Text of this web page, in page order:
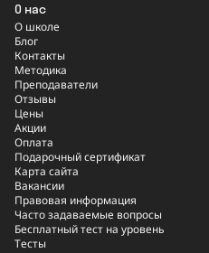
О нас
О школе
Блог
Контакты
Методика
Преподаватели
Отзывы
Цены
Акции
Оплата
Подарочный сертификат
Карта сайта
Вакансии
Правовая информация
Часто задаваемые вопросы
Бесплатный тест на уровень
Тесты